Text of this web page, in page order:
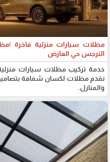
مظلات سيارات منزلية فاخرة
النرجس حي العارض
خدمة تركيب مظلات سيارات
نقدم مظلات لكسان شفافة
والمنازل.